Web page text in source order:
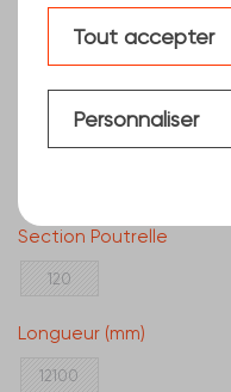
Section Poutrelle
120
Longueur (mm)
12100
Personnaliser
Tout accepter